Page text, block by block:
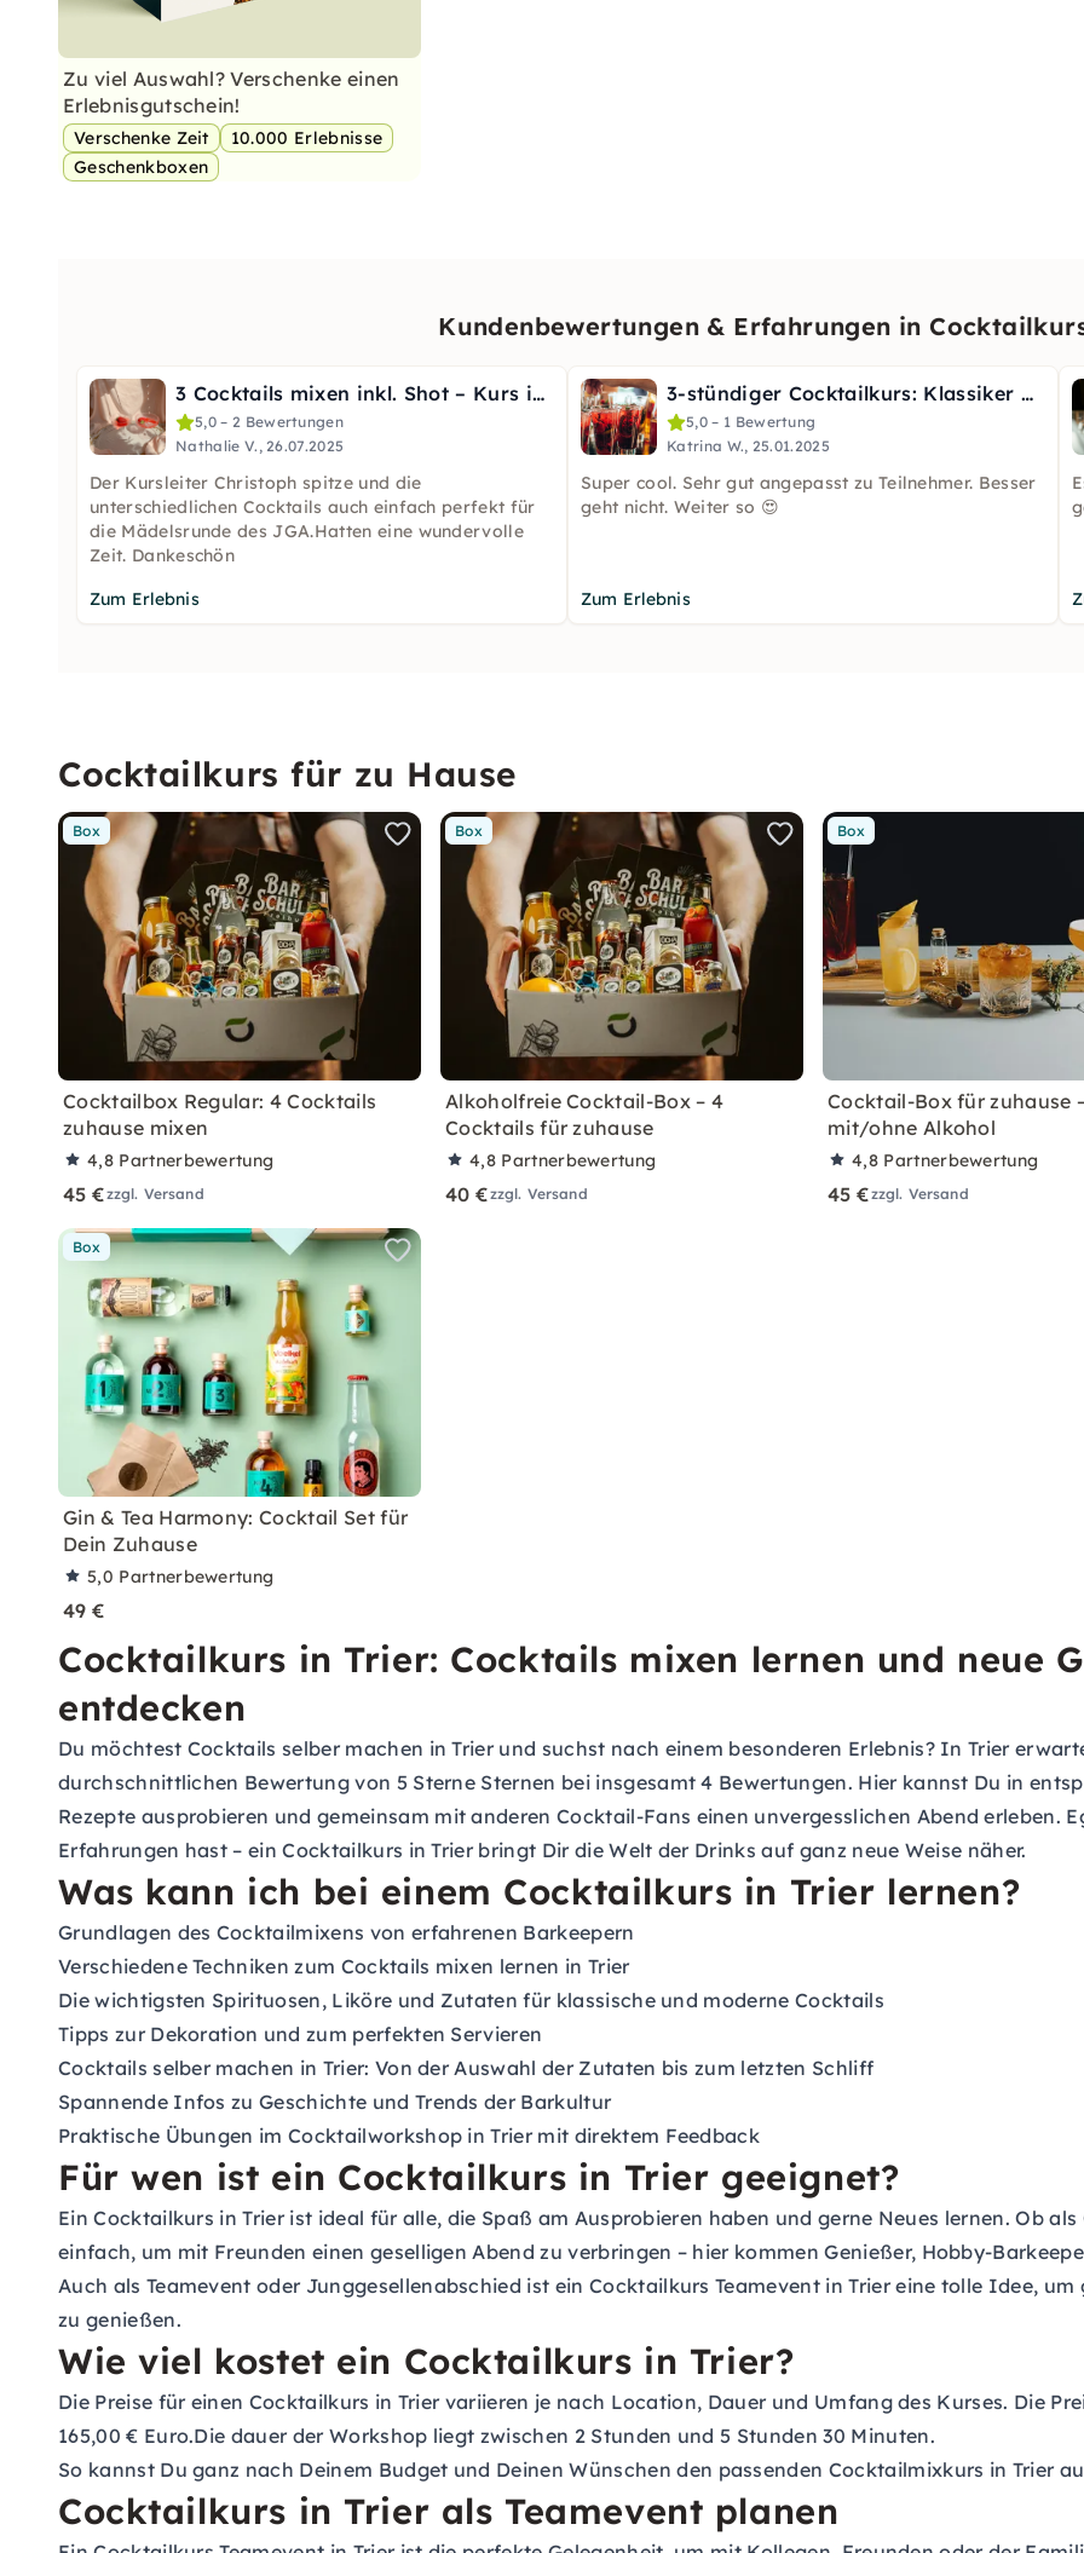
Zu viel Auswahl? Verschenke einen
Erlebnisgutschein!
Verschenke Zeit
10.000 Erlebnisse
Geschenkboxen
Kundenbewertungen & Erfahrungen in
3 Cocktails mixen inkl. Shot – Kurs in Trier
5,0 – 2 Bewertungen
Nathalie V., 26.07.2025
Der Kursleiter Christoph spitze und die
unterschiedlichen Cocktails auch einfach perfekt für
die Mädelsrunde des JGA.Hatten eine wundervolle
Zeit. Dankeschön
Zum Erlebnis
3-stündiger Cocktailkurs: Klassiker & Kreationen in Trier
5,0 – 1 Bewertung
Katrina W., 25.01.2025
Super cool. Sehr gut angepasst zu Teilnehmer. Besser
geht nicht. Weiter so 😍
Zum Erlebnis
Cocktailkurs für zu Hause
Box
Cocktailbox Regular: 4 Cocktails
zuhause mixen
4,8 Partnerbewertung
45 €zzgl. Versand
Box
Alkoholfreie Cocktail-Box – 4
Cocktails für zuhause
4,8 Partnerbewertung
40 €zzgl. Versand
Box
Cocktail-Box für zuhause
mit/ohne Alkohol
4,8 Partnerbewertung
45 €zzgl. Versand
Box
Gin & Tea Harmony: Cocktail Set für
Dein Zuhause
5,0 Partnerbewertung
49 €
Cocktailkurs in Trier: Cocktails mixen lernen und neue
entdecken
Du möchtest Cocktails selber machen in Trier und suchst nach einem besonderen Erlebnis? In Trier
durchschnittlichen Bewertung von 5 Sterne Sternen bei insgesamt 4 Bewertungen. Hier kannst Du in
Rezepte ausprobieren und gemeinsam mit anderen Cocktail-Fans einen unvergesslichen Abend erleben.
Erfahrungen hast – ein Cocktailkurs in Trier bringt Dir die Welt der Drinks auf ganz neue Weise näher.
Was kann ich bei einem Cocktailkurs in Trier lernen?
Grundlagen des Cocktailmixens von erfahrenen Barkeepern
Verschiedene Techniken zum Cocktails mixen lernen in Trier
Die wichtigsten Spirituosen, Liköre und Zutaten für klassische und moderne Cocktails
Tipps zur Dekoration und zum perfekten Servieren
Cocktails selber machen in Trier: Von der Auswahl der Zutaten bis zum letzten Schliff
Spannende Infos zu Geschichte und Trends der Barkultur
Praktische Übungen im Cocktailworkshop in Trier mit direktem Feedback
Für wen ist ein Cocktailkurs in Trier geeignet?
Ein Cocktailkurs in Trier ist ideal für alle, die Spaß am Ausprobieren haben und gerne Neues lernen. Ob
einfach, um mit Freunden einen geselligen Abend zu verbringen – hier kommen Genießer, Hobby-
Auch als Teamevent oder Junggesellenabschied ist ein Cocktailkurs Teamevent in Trier eine tolle Idee,
zu genießen.
Wie viel kostet ein Cocktailkurs in Trier?
Die Preise für einen Cocktailkurs in Trier variieren je nach Location, Dauer und Umfang des Kurses. Die
165,00 € Euro.Die dauer der Workshop liegt zwischen 2 Stunden und 5 Stunden 30 Minuten.
So kannst Du ganz nach Deinem Budget und Deinen Wünschen den passenden Cocktailmixkurs in Trier
Cocktailkurs in Trier als Teamevent planen